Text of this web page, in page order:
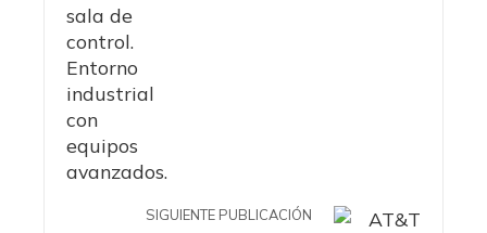
SIGUIENTE PUBLICACIÓN